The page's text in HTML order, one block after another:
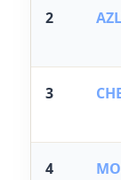
2
3
4